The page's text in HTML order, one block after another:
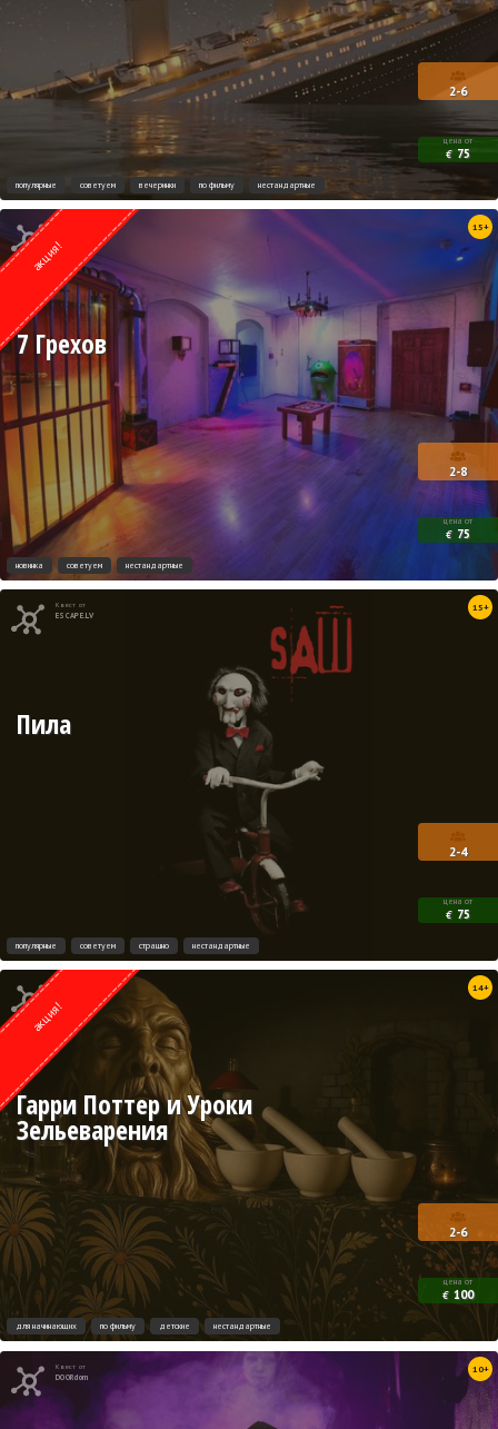
2-6
цена от
€ 75
популярные советуем вечеринки по фильму нестандартные
акция!
15+
2-8
цена от
€ 75
7 Грехов
новинка советуем нестандартные
Квест от
ESCAPE.LV
15+
2-4
цена от
€ 75
Пила
популярные советуем страшно нестандартные
акция!
14+
2-6
цена от
€ 100
Гарри Поттер и Уроки
Зельеварения
для начинающих по фильму детские нестандартные
Квест от
DOORdom
10+